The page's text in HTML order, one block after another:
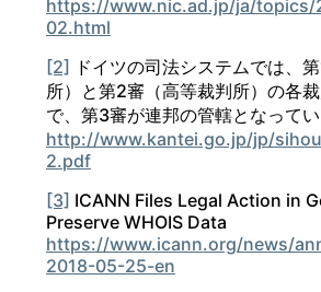
https://www.nic.ad.jp/ja/topics/
02.html
[2] ドイツの司法システムでは、
所）と第2審（高等裁判所）の各
で、第3審が連邦の管轄となってい
http://www.kantei.go.jp/jp/
2.pdf
[3] ICANN Files Legal Action in
Preserve WHOIS Data
https://www.icann.org/news/
2018-05-25-en